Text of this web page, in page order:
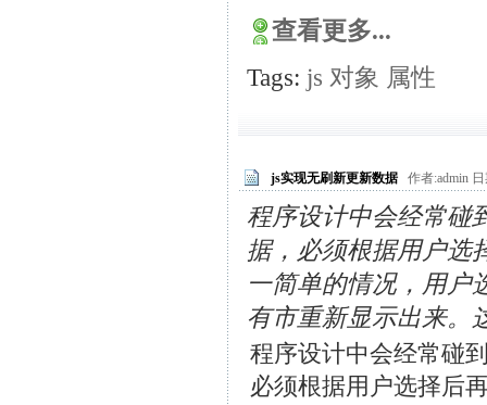
查看更多...
Tags: js 对象 属性
js实现无刷新更新数据 作者:admin
程序设计中会经常碰
据，必须根据用户选
一简单的情况，用户
有市重新显示出来。
程序设计中会经常碰
必须根据用户选择后